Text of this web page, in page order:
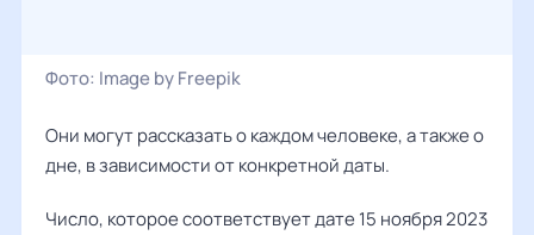
Фото: Image by Freepik
Они могут рассказать о каждом человеке, а также о
дне, в зависимости от конкретной даты.
Число, которое соответствует дате 15 ноября 2023